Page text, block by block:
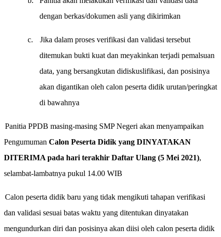
dengan berkas/dokumen asli yang dikirimkan
c.
Jika dalam proses verifikasi dan validasi tersebut
ditemukan bukti kuat dan meyakinkan terjadi pemalsuan
data, yang bersangkutan didiskuslifikasi, dan posisinya
akan digantikan oleh calon peserta didik urutan/peringkat
di bawahnya
Panitia PPDB masing-masing SMP Negeri akan menyampaikan
Pengumuman Calon Peserta Didik yang DINYATAKAN
DITERIMA pada hari terakhir Daftar Ulang (5 Mei 2021),
selambat-lambatnya pukul 14.00 WIB
Calon peserta didik baru yang tidak mengikuti tahapan verifikasi
dan validasi sesuai batas waktu yang ditentukan dinyatakan
mengundurkan diri dan posisinya akan diisi oleh calon peserta didik